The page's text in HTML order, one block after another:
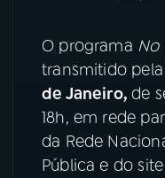
O programa No
transmitido pela
de Janeiro,de
18h, em rede
da Rede
Pública e do